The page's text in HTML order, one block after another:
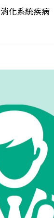
消化系統疾病